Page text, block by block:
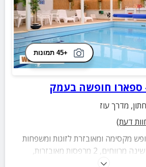
+45 תמונות
, מדרך עוז
דעת)
מקסימה ומאובזרת לזוגות ומשפחות
הכוללת 3 חדרי שינה מרווחים, 2 מרפסות מאובזרות,
ג'קוזי ספא גדול, מגוון משחקים